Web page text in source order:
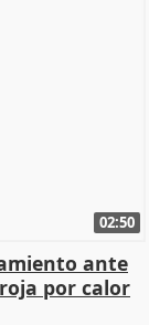
02:50
ante
por calor